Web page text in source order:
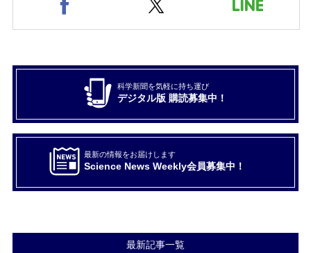
科学新聞を気軽に持ち運び
デジタル版 購読募集中！
最新の情報をお届けします
Science News Weekly会員募集中！
最新記事一覧